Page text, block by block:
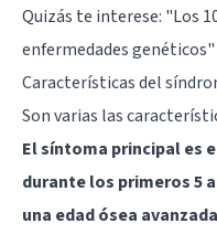
Quizás te interese: "Los
enfermedades genéticos"
Características del
Son varias las
El síntoma principal es
durante los primeros 5
una edad ósea avanzada